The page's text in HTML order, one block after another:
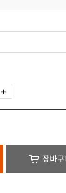
장바구